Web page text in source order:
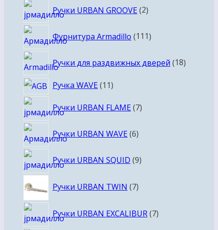
Ручки URBAN GROOVE 22
Фурнитура Armadillo 111111
Ручки для раздвижных дверей 1818
Ручка WAVE 1111
Ручки URBAN FLAME 77
Ручки URBAN WAVE 66
Ручки URBAN SQUID 99
Ручки URBAN TWIN 77
Ручки URBAN EXCALIBUR 77